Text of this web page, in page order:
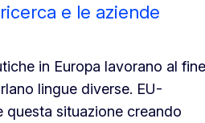
e le aziende
in Europa lavorano al
lingue diverse. EU-
questa situazione creando